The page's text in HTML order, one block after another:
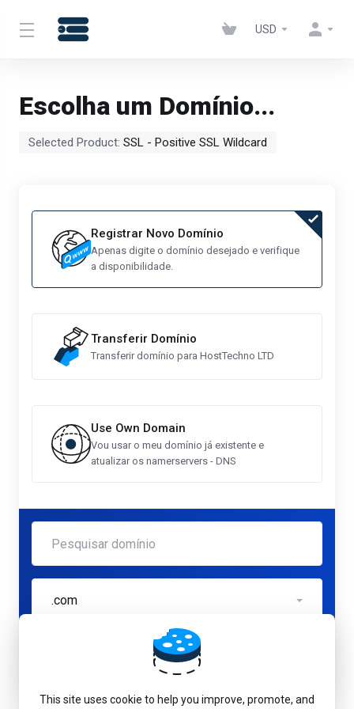
USD
Escolha um Domínio...
Selected Product: SSL - Positive SSL Wildcard
Registrar Novo Domínio
Apenas digite o domínio desejado e verifique
a disponibilidade.
Transferir Domínio
Transferir domínio para HostTechno LTD
Use Own Domain
Vou usar o meu domínio já existente e
atualizar os namerservers - DNS
.com
Verifica
This site uses cookie to help you improve, promote, and